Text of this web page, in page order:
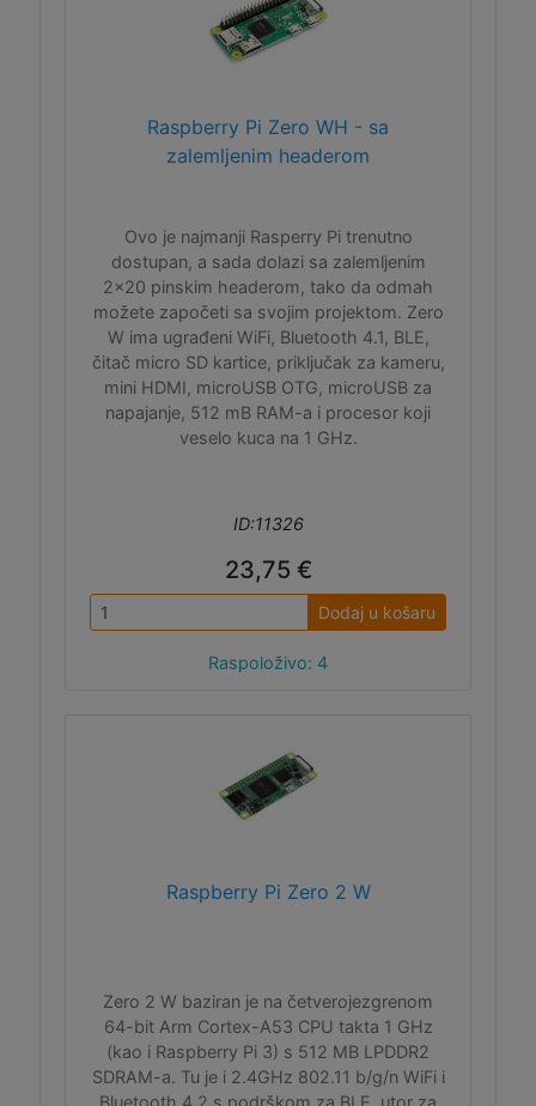
Raspberry Pi Zero WH - sa
zalemljenim headerom
Ovo je najmanji Rasperry Pi trenutno
dostupan, a sada dolazi sa zalemljenim
2x20 pinskim headerom, tako da odmah
možete započeti sa svojim projektom. Zero
W ima ugrađeni WiFi, Bluetooth 4.1, BLE,
čitač micro SD kartice, priključak za kameru,
mini HDMI, microUSB OTG, microUSB za
napajanje, 512 mB RAM-a i procesor koji
veselo kuca na 1 GHz.
ID:11326
23,75 €
Dodaj u košaru
Raspoloživo: 4
Raspberry Pi Zero 2 W
Zero 2 W baziran je na četverojezgrenom
64-bit Arm Cortex-A53 CPU takta 1 GHz
(kao i Raspberry Pi 3) s 512 MB LPDDR2
SDRAM-a. Tu je i 2.4GHz 802.11 b/g/n WiFi i
Bluetooth 4.2 s podrškom za BLE, utor za